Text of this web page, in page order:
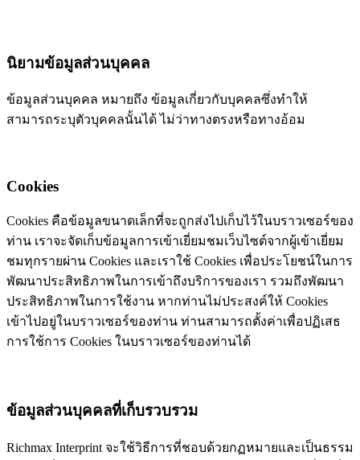
นิยามข้อมูลส่วนบุคคล
ข้อมูลส่วนบุคคล หมายถึง ข้อมูลเกี่ยวกับบุคคลซึ่งทำให้
สามารถระบุตัวบุคคลนั้นได้ ไม่ว่าทางตรงหรือทางอ้อม
Cookies
Cookies คือข้อมูลขนาดเล็กที่จะถูกส่งไปเก็บไว้ในบราวเซอร์ของ
ท่าน เราจะจัดเก็บข้อมูลการเข้าเยี่ยมชมเว็บไซต์จากผู้เข้าเยี่ยม
ชมทุกรายผ่าน Cookies และเราใช้ Cookies เพื่อประโยชน์ในการ
พัฒนาประสิทธิภาพในการเข้าถึงบริการของเรา รวมถึงพัฒนา
ประสิทธิภาพในการใช้งาน หากท่านไม่ประสงค์ให้ Cookies
เข้าไปอยู่ในบราวเซอร์ของท่าน ท่านสามารถตั้งค่าเพื่อปฏิเสธ
การใช้การ Cookies ในบราวเซอร์ของท่านได้
ข้อมูลส่วนบุคคลที่เก็บรวบรวม
Richmax Interprint จะใช้วิธีการที่ชอบด้วยกฏหมายและเป็นธรรม